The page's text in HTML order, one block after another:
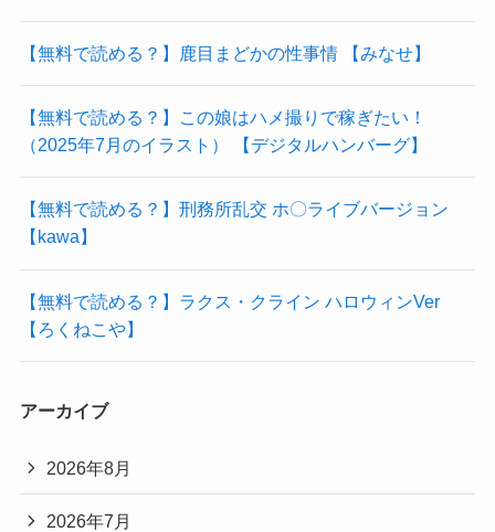
【無料で読める？】鹿目まどかの性事情 【みなせ】
【無料で読める？】この娘はハメ撮りで稼ぎたい！
（2025年7月のイラスト） 【デジタルハンバーグ】
【無料で読める？】刑務所乱交 ホ〇ライブバージョン
【kawa】
【無料で読める？】ラクス・クライン ハロウィンVer
【ろくねこや】
アーカイブ
2026年8月
2026年7月